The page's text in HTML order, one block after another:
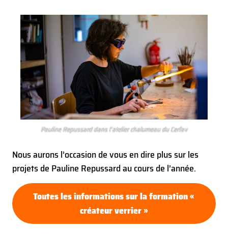
Pauline Repussard dans l’atelier chalumeau du Cerfav
Nous aurons l’occasion de vous en dire plus sur les
projets de Pauline Repussard au cours de l’année.
Toutes les informations sur la formation «
créateur verrier »